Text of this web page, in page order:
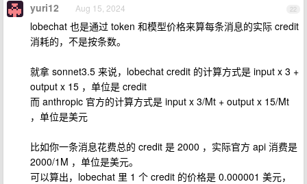
22
yuri12 Aug 15, 2024
lobechat 也是通过 token 和模型价格来算每条消息的实际 credit
消耗的，不是按条数。
就拿 sonnet3.5 来说，lobechat credit 的计算方式是 input x 3 +
output x 15 ，单位是 credit
而 anthropic 官方的计算方式是 input x 3/Mt + output x 15/Mt
，单位是美元
比如你一条消息花费总的 credit 是 2000 ，实际官方 api 消费是
2000/1M ，单位是美元。
可以算出，lobechat 里 1 个 credit 的价格是 0.000001 美元，